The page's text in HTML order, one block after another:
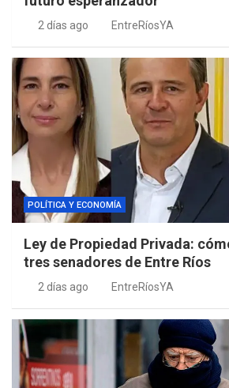
2 días ago EntreRíosYA
POLÍTICA Y ECONOMÍA
Ley de Propiedad Privada:
tres senadores de Entre Ríos
2 días ago EntreRíosYA